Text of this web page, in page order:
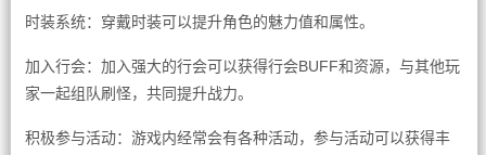
时装系统：穿戴时装可以提升角色的魅力值和属性。
加入行会：加入强大的行会可以获得行会BUFF和资源，与其他玩
家一起组队刷怪，共同提升战力。
积极参与活动：游戏内经常会有各种活动，参与活动可以获得丰